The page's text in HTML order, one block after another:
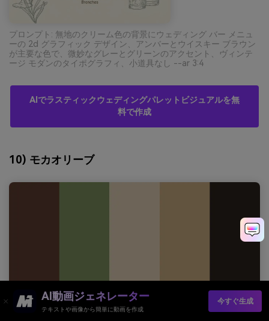
プロンプト: 無地のクリーム色の背景にウェディング バー メニュ
ーの 2d グラフィック デザイン、アンバーとウイスキー ブラウン
が主要な色で、微妙なグレーとグリーンのアクセント、ヴィンテ
ージ モダンのタイポグラフィ、小道具なし --ar 3:4
AIでラスティックウェディングパレットビジュアルを無
料で作成
10) モカオリーブ
AI動画ジェネレーター
テキストや画像から簡単に動画を作成
今すぐ生成